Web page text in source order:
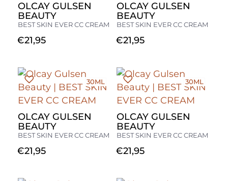
OLCAY GULSEN
BEAUTY
BEST SKIN EVER CC CREAM
€21,95
OLCAY GULSEN
BEAUTY
BEST SKIN EVER CC CREAM
€21,95
OLCAY GULSEN
BEAUTY
BEST SKIN EVER CC CREAM
€21,95
30ML
OLCAY GULSEN
BEAUTY
BEST SKIN EVER CC CREAM
€21,95
30ML